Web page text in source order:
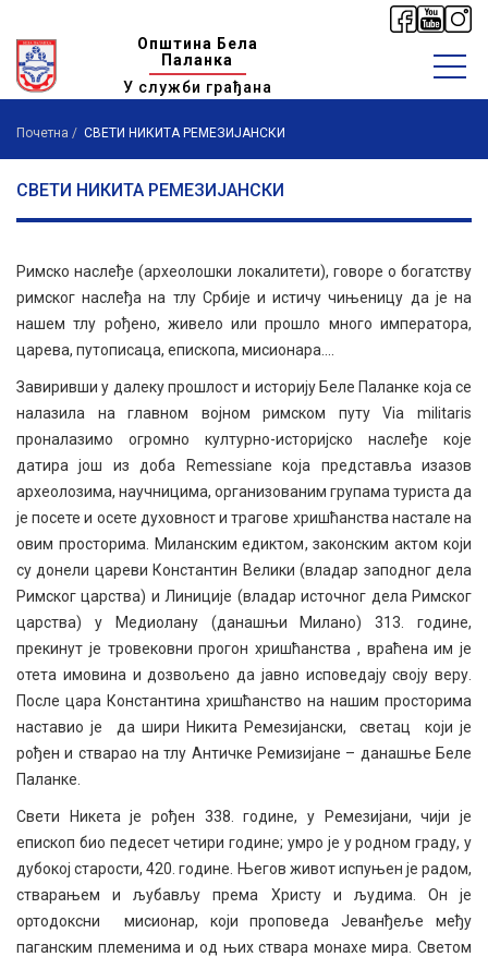
Општина Бела
Паланка
У служби грађана
Почетна СВЕТИ НИКИТА РЕМЕЗИЈАНСКИ
СВЕТИ НИКИТА РЕМЕЗИЈАНСКИ
Римско наслеђе (археолошки локалитети), говоре о богатству
римског наслеђа на тлу Србије и истичу чињеницу да је на
нашем тлу рођено, живело или прошло много императора,
царева, путописаца, епископа, мисионара....
Завиривши у далеку прошлост и историју Беле Паланке која се
налазила на главном војном римском путу Via militaris
проналазимо огромно културно-историјско наслеђе које
датира још из доба Remessiane која представља изазов
археолозима, научницима, организованим групама туриста да
је посете и осете духовност и трагове хришћанства настале на
овим просторима. Миланским едиктом, законским актом који
су донели цареви Константин Велики (владар заподног дела
Римског царства) и Линиције (владар источног дела Римског
царства) у Медиолану (данашњи Милано) 313. године,
прекинут је тровековни прогон хришћанства , враћена им је
отета имовина и дозвољено да јавно исповедају своју веру.
После цара Константина хришћанство на нашим просторима
наставио је да шири Никита Ремезијански, светац који је
рођен и стварао на тлу Античке Ремизијане – данашње Беле
Паланке.
Свети Никета је рођен 338. године, у Ремезијани, чији је
епископ био педесет четири године; умро је у родном граду, у
дубокој старости, 420. године. Његов живот испуњен је радом,
стварањем и љубављу према Христу и људима. Он је
ортодоксни мисионар, који проповеда Јеванђеље међу
паганским племенима и од њих ствара монахе мира. Светом